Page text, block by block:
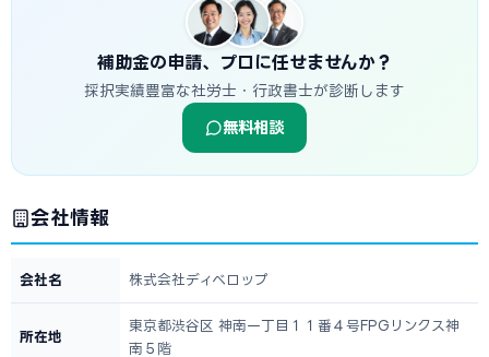
補助金の申請、プロに任せませんか？
採択実績豊富な社労士・行政書士が診断します
無料相談
会社情報
会社名 株式会社ディベロップ
所在地
東京都渋谷区 神南一丁目１１番４号FPGリンクス神
南５階